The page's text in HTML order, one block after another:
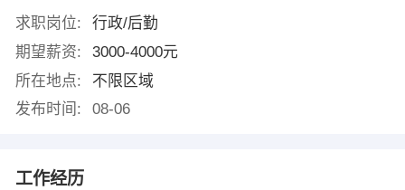
求职岗位:
行政/后勤
期望薪资:
3000-4000元
所在地点:
不限区域
发布时间:
08-06
工作经历